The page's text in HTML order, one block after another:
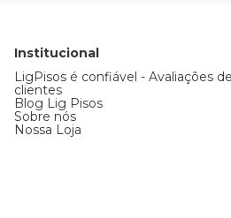
Institucional
LigPisos é confiável - Avaliações de
clientes
Blog Lig Pisos
Sobre nós
Nossa Loja